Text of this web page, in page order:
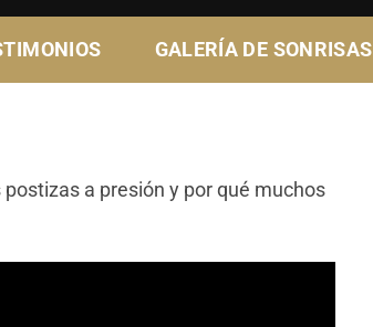
GALERÍA DE SONRISAS
a presión y por qué muchos